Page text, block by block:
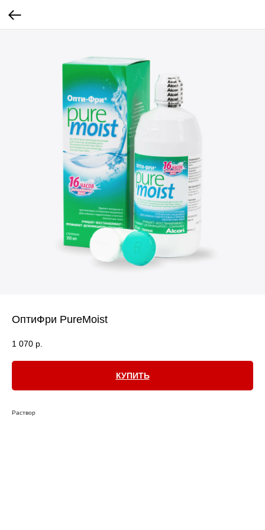
ОптиФри PureMoist
1 070 р.
КУПИТЬ
Раствор